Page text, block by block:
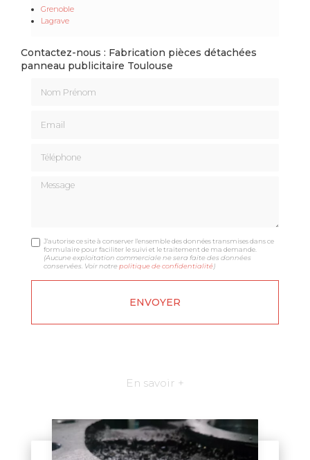
Grenoble
Lagrave
Contactez-nous : Fabrication pièces détachées
panneau publicitaire Toulouse
Message
J'autorise ce site à conserver l'ensemble des données transmises dans ce
formulaire pour faciliter le suivi et le traitement de ma demande.
(Aucune exploitation commerciale ne sera faite des données
conservées. Voir notrepolitique de confidentialité)
En savoir +